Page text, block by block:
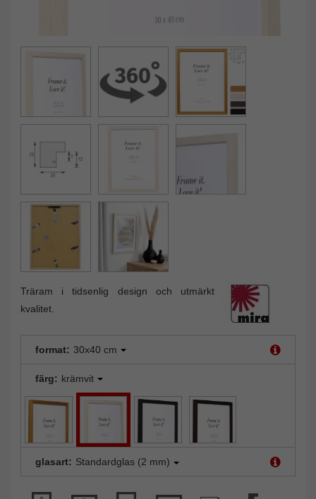
Träram i tidsenlig design och utmärkt
kvalitet.
format: 30x40 cm
färg: krämvit
glasart: Standardglas (2 mm)